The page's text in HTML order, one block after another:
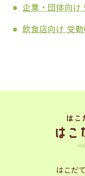
企業・団体向け
飲食店向け 受
はこだ